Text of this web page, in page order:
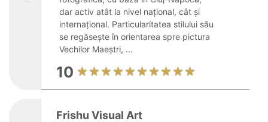
dar activ atât la nivel național, cât și
internațional. Particularitatea stilului său
se regăsește în orientarea spre pictura
Vechilor Maeștri, ...
10
Frishu Visual Art